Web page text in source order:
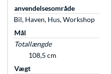
anvendelsesområde
Bil, Haven, Hus, Workshop
Mål
Totallængde
108,5 cm
Vægt